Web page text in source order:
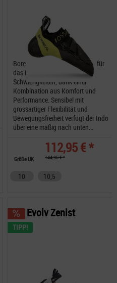
Boreal Indo entwickelt speziell für
das Bouldern in fast allen
Schwierigkeiten, dank einer
Kombination aus Komfort und
Performance. Sensibel mit
grossartiger Flexibilität und
Bewegungsfreiheit verfügt der Indo
über eine mäßig nach unten...
112,95 € *
144,95 € *
Größe UK
10 10,5
TIPP!
Evolv Zenist